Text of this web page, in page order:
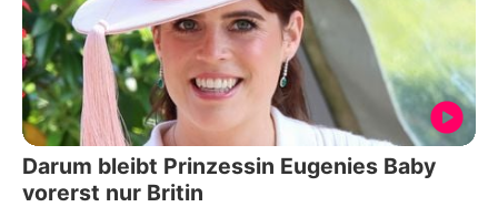
Darum bleibt Prinzessin Eugenies Baby
vorerst nur Britin